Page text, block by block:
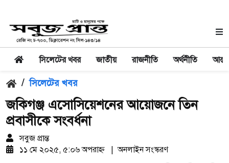
সিলেটের খবর জাতীয় রাজনীতি অর্থনীতি
/ সিলেটের খবর
জকিগঞ্জ এসোসিয়েশনের আয়োজনে তিন
প্রবাসীকে সংবর্ধনা
সবুজ প্রান্ত
১১ মে ২০২৫, ৫:০৬ অপরাহ্ন
অনলাইন সংস্করণ